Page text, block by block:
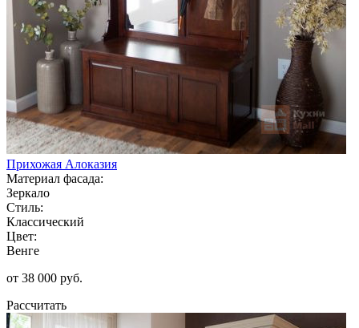
Прихожая Алоказия
Материал фасада:
Зеркало
Стиль:
Классический
Цвет:
Венге
от 38 000 руб.
Рассчитать